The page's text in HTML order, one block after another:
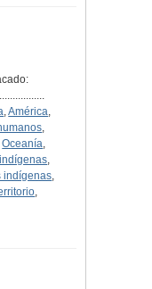
,América,
,
Oceanía,
,
indígenas,
,